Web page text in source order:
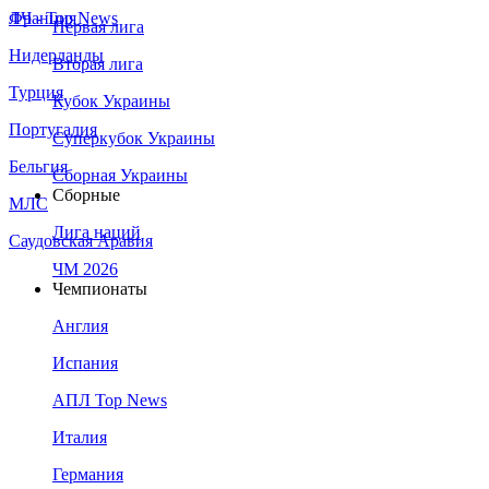
Франция
Нидерланды
Турция
Португалия
Бельгия
МЛС
Саудовская Аравия
ЛЧ - Top News
Первая лига
Вторая лига
Кубок Украины
Суперкубок Украины
Сборная Украины
Сборные
Лига наций
ЧМ 2026
Чемпионаты
Англия
Испания
АПЛ Top News
Италия
Германия